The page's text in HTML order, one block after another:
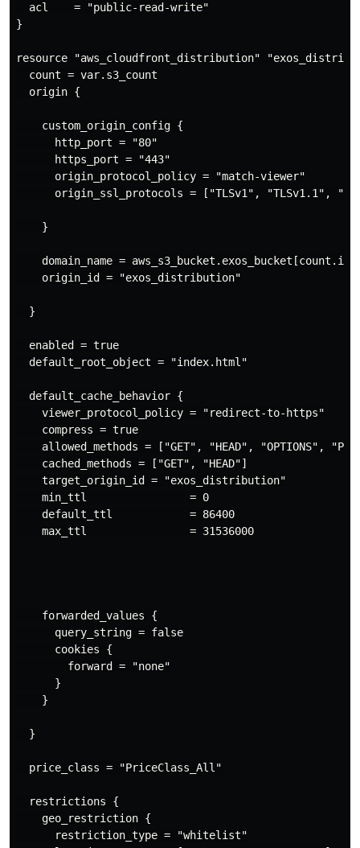
  acl    = "public-read-write"
}
resource "aws_cloudfront_distribution"
  count = var.s3_count
  origin {
    custom_origin_config {
      http_port = "80"
      https_port = "443"
      origin_protocol_policy = "match-viewer"
origin_ssl_protocols = ["TLSv1", "TLSv1.1",
    }
domain_name =
    origin_id = "exos_distribution"
  }
  enabled = true
  default_root_object = "index.html"
  default_cache_behavior {
    viewer_protocol_policy = "redirect-to-https"
    compress = true
allowed_methods = ["GET", "HEAD", "OPTIONS",
    cached_methods = ["GET", "HEAD"]
    target_origin_id = "exos_distribution"
    min_ttl                = 0
    default_ttl            = 86400
    max_ttl                = 31536000
    forwarded_values {
      query_string = false
      cookies {
        forward = "none"
      }
    }
  }
  price_class = "PriceClass_All"
  restrictions {
    geo_restriction {
      restriction_type = "whitelist"